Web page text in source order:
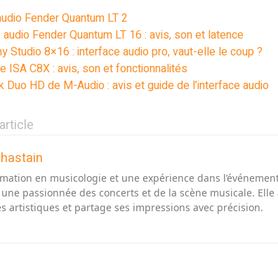
Fender Quantum LT 2
Fender Quantum LT 16 : avis, son et latence
Studio 8×16 : interface audio pro, vaut-elle le coup ?
ISA C8X : avis, son et fonctionnalités
HD de M-Audio : avis et guide de l’interface audio
en musicologie et une expérience dans
passionnée des concerts et de la scène musicale. Elle
artistiques et partage ses impressions avec précision.